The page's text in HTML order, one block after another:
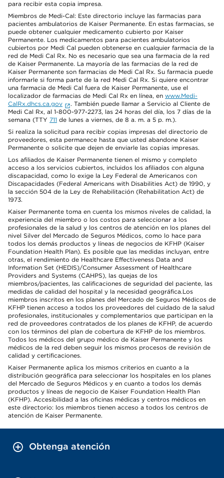
para recibir esta copia impresa.
Miembros de Medi-Cal: Este directorio incluye las farmacias para
pacientes ambulatorios de Kaiser Permanente. En estas farmacias, se
puede obtener cualquier medicamento cubierto por Kaiser
Permanente. Los medicamentos para pacientes ambulatorios
cubiertos por Medi Cal pueden obtenerse en cualquier farmacia de la
red de Medi Cal Rx. No es necesario que sea una farmacia de la red
de Kaiser Permanente. La mayoría de las farmacias de la red de
Kaiser Permanente son farmacias de Medi Cal Rx. Su farmacia puede
informarle si forma parte de la red Medi Cal Rx. Si quiere encontrar
una farmacia de Medi Cal fuera de Kaiser Permanente, use el
localizador de farmacias de Medi Cal Rx en línea, en www.Medi-
CalRx.dhcs.ca.gov
. También puede llamar a Servicio al Cliente de
Medi Cal Rx, al 1-800-977-2273, las 24 horas del día, los 7 días de la
semana (TTY 711 de lunes a viernes, de 8 a. m. a 5 p. m.).
Si realiza la solicitud para recibir copias impresas del directorio de
proveedores, esta permanece hasta que usted abandone Kaiser
Permanente o solicite que dejen de enviarle las copias impresas.
Los afiliados de Kaiser Permanente tienen el mismo y completo
acceso a los servicios cubiertos, incluidos los afiliados con alguna
discapacidad, como lo exige la Ley Federal de Americanos con
Discapacidades (Federal Americans with Disabilities Act) de 1990, y
la sección 504 de la Ley de Rehabilitación (Rehabilitation Act) de
1973.
Kaiser Permanente toma en cuenta los mismos niveles de calidad, la
experiencia del miembro o los costos para seleccionar a los
profesionales de la salud y los centros de atención en los planes del
nivel Silver del Mercado de Seguros Médicos, como lo hace para
todos los demás productos y líneas de negocios de KFHP (Kaiser
Foundation Health Plan). Es posible que las medidas incluyan, entre
otras, el rendimiento de Healthcare Effectiveness Data and
Information Set (HEDIS)/Consumer Assessment of Healthcare
Providers and Systems (CAHPS), las quejas de los
miembros/pacientes, las calificaciones de seguridad del paciente, las
medidas de calidad del hospital y la necesidad geográfica.Los
miembros inscritos en los planes del Mercado de Seguros Médicos de
KFHP tienen acceso a todos los proveedores del cuidado de la salud
profesionales, institucionales y complementarios que participan en la
red de proveedores contratados de los planes de KFHP, de acuerdo
con los términos del plan de cobertura de KFHP de los miembros.
Todos los médicos del grupo médico de Kaiser Permanente y los
médicos de la red deben seguir los mismos procesos de revisión de
calidad y certificaciones.
Kaiser Permanente aplica los mismos criterios en cuanto a la
distribución geográfica para seleccionar los hospitales en los planes
del Mercado de Seguros Médicos y en cuanto a todos los demás
productos y líneas de negocio de Kaiser Foundation Health Plan
(KFHP). Accesibilidad a las oficinas médicas y centros médicos en
este directorio: los miembros tienen acceso a todos los centros de
atención de Kaiser Permanente.
Obtenga atención